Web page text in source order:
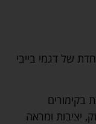
של דגמי בייבי
יציבות ומראה